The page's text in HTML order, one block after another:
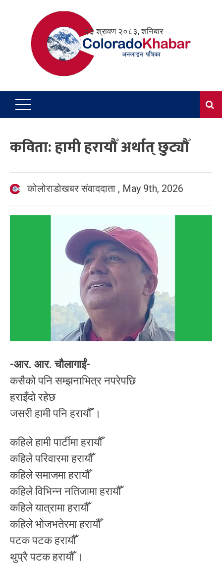
२३ श्रावण २०८३, शनिबार
कविता: हामी हरायौँ अर्थात् छुट्यौँ
कोलोराडोखबर संवाददाता , May 9th, 2026
-आर. आर. चौलागाईं-
कसैको पनि सम्झनाभित्र नपरेपछि
हराइँदो रहेछ
जसरी हामी पनि हरायौँ ।
कहिले हामी पार्टीमा हरायौँ
कहिले परिवारमा हरायौँ
कहिले समाजमा हरायौँ
कहिले विभिन्न नतिजामा हरायौँ
कहिले यात्रामा हरायौँ
कहिले भोजभतेरमा हरायौँ
पटक पटक हरायौँ
थुप्रै पटक हरायौँ ।